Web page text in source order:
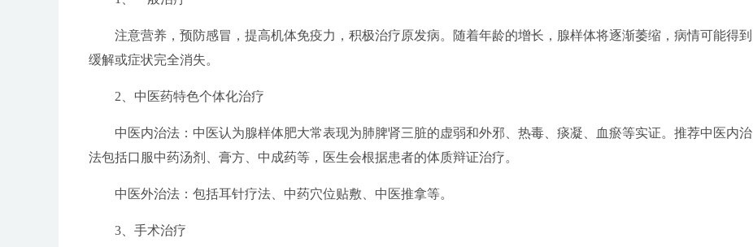
注意营养，预防感冒，提高机体免疫力，积极治疗原发病。随着年龄的增长，腺样体将逐渐萎缩，病情可能得到
缓解或症状完全消失。
2、中医药特色个体化治疗
中医内治法：中医认为腺样体肥大常表现为肺脾肾三脏的虚弱和外邪、热毒、痰凝、血瘀等实证。推荐中医内治
法包括口服中药汤剂、膏方、中成药等，医生会根据患者的体质辩证治疗。
中医外治法：包括耳针疗法、中药穴位贴敷、中医推拿等。
3、手术治疗